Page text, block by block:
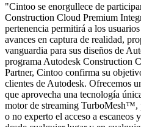
"Cintoo se enorgullece de
Construction Cloud Premium
pertenencia permitirá a los
avances en captura de realidad,
vanguardia para sus diseños de
programa Autodesk Construction
Partner, Cintoo confirma su
clientes de Autodesk. Ofrecemos
que aprovecha una tecnología
motor de streaming TurboMesh™,
o no experto el acceso a escaneos